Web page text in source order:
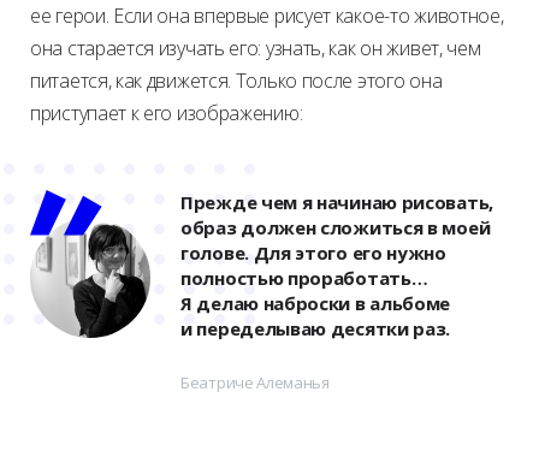
ее герои. Если она впервые рисует какое-то животное,
она старается изучать его: узнать, как он живет, чем
питается, как движется. Только после этого она
приступает к его изображению:
Прежде чем я начинаю рисовать,
образ должен сложиться в моей
голове. Для этого его нужно
полностью проработать…
Я делаю наброски в альбоме
и переделываю десятки раз.
Беатриче Алеманья